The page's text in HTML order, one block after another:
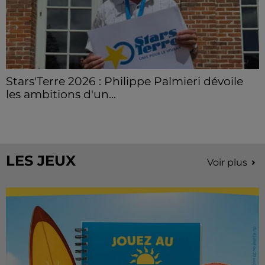
Stars'Terre 2026 : Philippe Palmieri dévoile
les ambitions d'un...
LES JEUX Voir plus